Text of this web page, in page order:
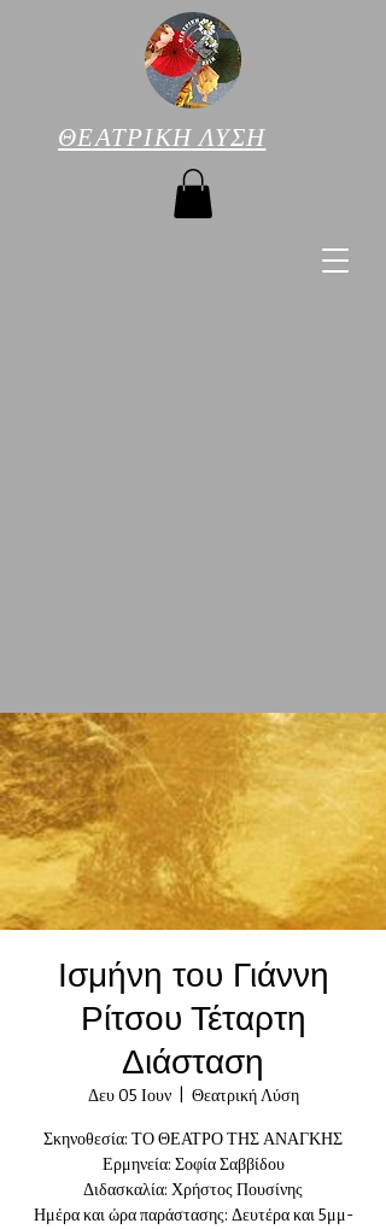
ΘΕΑΤΡΙΚΗ ΛΥΣΗ
Ισμήνη του Γιάννη
Ρίτσου Τέταρτη
Διάσταση
Δευ 05 Ιουν
  |
Θεατρική Λύση
Σκηνοθεσία: ΤΟ ΘΕΑΤΡΟ ΤΗΣ ΑΝΑΓΚΗΣ
Ερμηνεία: Σοφία Σαββίδου
Διδασκαλία: Χρήστος Πουσίνης
Ημέρα και ώρα παράστασης: Δευτέρα και 5μμ-